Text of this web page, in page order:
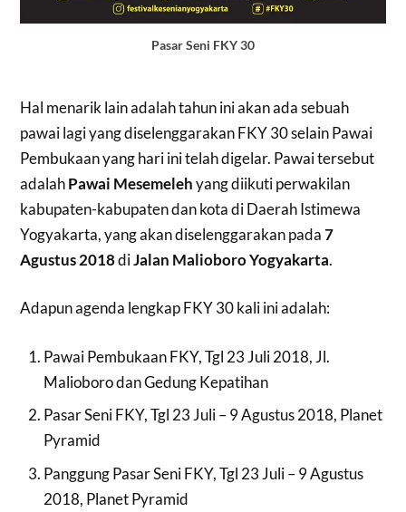
Pasar Seni FKY 30
Hal menarik lain adalah tahun ini akan ada sebuah
pawai lagi yang diselenggarakan FKY 30 selain Pawai
Pembukaan yang hari ini telah digelar. Pawai tersebut
adalahPawai Mesemelehyang diikuti perwakilan
kabupaten-kabupaten dan kota di Daerah Istimewa
Yogyakarta, yang akan diselenggarakan pada7
Agustus 2018diJalan Malioboro Yogyakarta.
Adapun agenda lengkap FKY 30 kali ini adalah:
Pawai Pembukaan FKY, Tgl 23 Juli 2018, Jl.
Malioboro dan Gedung Kepatihan
Pasar Seni FKY, Tgl 23 Juli – 9 Agustus 2018, Planet
Pyramid
Panggung Pasar Seni FKY, Tgl 23 Juli – 9 Agustus
2018, Planet Pyramid